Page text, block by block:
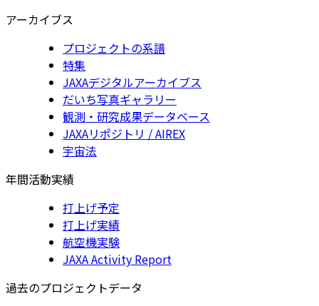
アーカイブス
プロジェクトの系譜
特集
JAXAデジタルアーカイブス
だいち写真ギャラリー
観測・研究成果データベース
JAXAリポジトリ / AIREX
宇宙法
年間活動実績
打上げ予定
打上げ実績
航空機実験
JAXA Activity Report
過去のプロジェクトデータ